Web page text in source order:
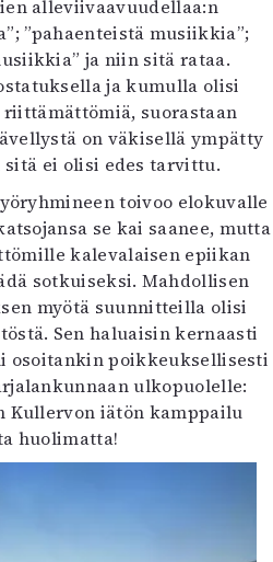
alleviivaavuudellaa:n
”pahaenteistä musiikkia”;
ja niin sitä rataa.
ja kumulla olisi
riittämättömiä, suorastaan
on väkisellä ympätty
ei olisi edes tarvittu.
toivoo elokuvalle
se kai saanee, mutta
kalevalaisen epiikan
sotkuiseksi. Mahdollisen
myötä suunnitteilla olisi
Sen haluaisin kernaasti
osoitankin poikkeuksellisesti
ulkopuolelle:
Kullervon iätön kamppailu
huolimatta!